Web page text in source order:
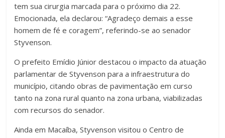
tem sua cirurgia marcada para o próximo dia 22.
Emocionada, ela declarou: “Agradeço demais a esse
homem de fé e coragem”, referindo-se ao senador
Styvenson.
O prefeito Emídio Júnior destacou o impacto da atuação
parlamentar de Styvenson para a infraestrutura do
município, citando obras de pavimentação em curso
tanto na zona rural quanto na zona urbana, viabilizadas
com recursos do senador.
Ainda em Macaíba, Styvenson visitou o Centro de